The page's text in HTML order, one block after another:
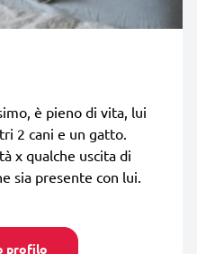
è pieno di vita, lui
2 cani e un gatto.
x qualche uscita di
sia presente con lui.
profilo